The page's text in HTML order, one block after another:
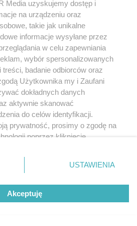
w jakikolwiek sposób (w
na jakimkolwiek polu
włącznie z umieszczaniem w Internecie
praw. Jakiekolwiek użycie lub
lub w części z naruszeniem prawa, tzn.
pod groźbą kary i może być ścigane
O nas
Media uzyskujemy dostęp i
na urządzeniu oraz
takie jak unikalne
informacje wysyłane przez
w celu zapewniania
wybór spersonalizowanych
badanie odbiorców oraz
Użytkownika my i Zaufani
dokładnych danych
aktywnie skanować
do celów identyfikacji.
prywatność, prosimy o zgodę na
poprzez kliknięcie
przycisk ustawień prywatności
dolnym rogu strony
nie wymagają zgody
prawo sprzeciwić się takiemu
będą miały zastosowanie tylko
USTAWIENIA
Akceptuję